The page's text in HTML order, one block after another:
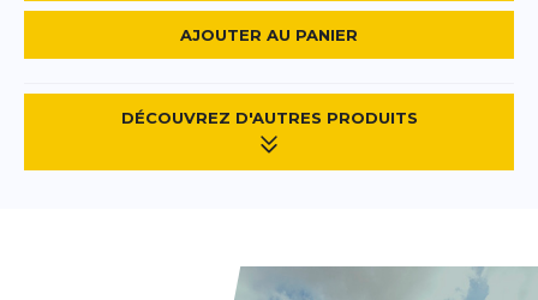
AJOUTER AU PANIER
DÉCOUVREZ D'AUTRES PRODUITS